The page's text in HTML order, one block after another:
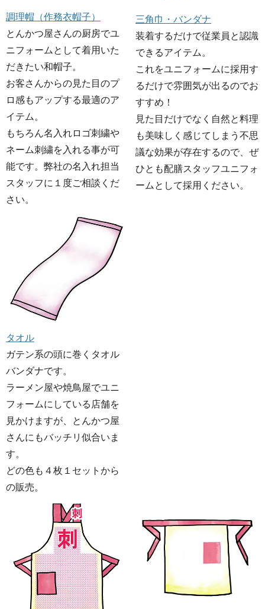
調理帽（作務衣帽子）
とんかつ屋さんの厨房でユ
ニフォームとして着用いた
だきたい和帽子。
お客さんからの見た目のプ
ロ感もアップする最適のア
イテム。
もちろん名入れロゴ刺繍や
ネーム刺繍を入れる事が可
能です。弊社の名入れ担当
スタッフに１度ご相談くだ
さい。
三角巾・バンダナ
装着するだけで従業員と認識
できるアイテム。
これをユニフォームに採用す
るだけで雰囲気が出るのでお
すすめ！
見た目だけでなく自然と料理
も美味しく感じてしまう不思
議な効果が存在するので、ぜ
ひとも配膳スタッフユニフォ
ームとして採用ください。
タオル
ガテン系の頭に巻くタオル
バンダナです。
ラーメン屋や焼鳥屋でユニ
フォームにしている店舗を
見かけますが、とんかつ屋
さんにもバッチリ似合いま
す。
どの色も４枚１セットから
の販売。